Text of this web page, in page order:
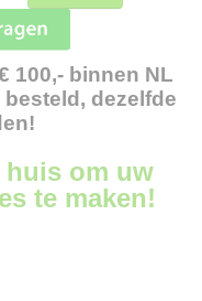
100,- binnen NL
dezelfde
om uw
te maken!